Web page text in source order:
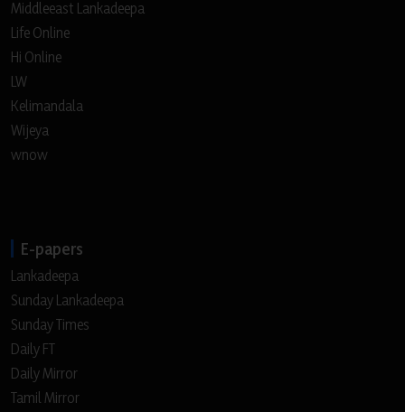
Middleeast Lankadeepa
Life Online
Hi Online
LW
Kelimandala
Wijeya
wnow
E-papers
Lankadeepa
Sunday Lankadeepa
Sunday Times
Daily FT
Daily Mirror
Tamil Mirror